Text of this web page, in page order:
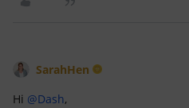
SarahHen
Hi @Dash,